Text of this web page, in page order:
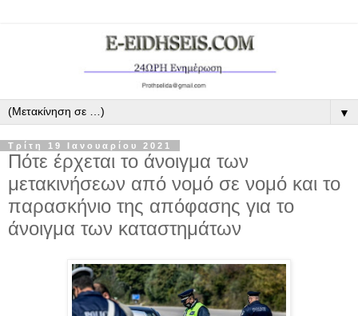
▼
Τρίτη 19 Ιανουαρίου 2021
Πότε έρχεται το άνοιγμα των
μετακινήσεων από νομό σε νομό και το
παρασκήνιο της απόφασης για το
άνοιγμα των καταστημάτων